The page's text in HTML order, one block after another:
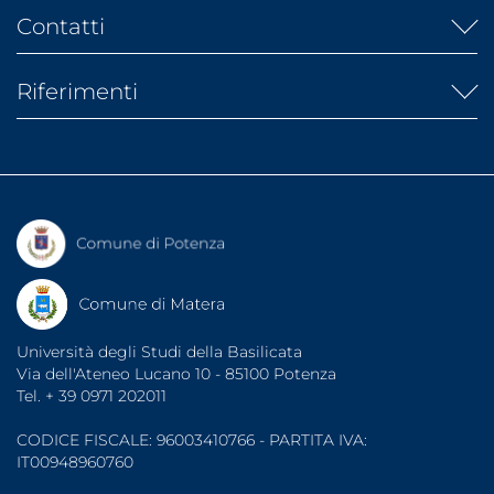
Albo fornitori
Albo ufficiale
Atti di Notifica
IRIS
Banca dati AlmaLaurea
Banca dati laureati
Banca dati tirocini
Fatturazione elettronica
Contatti
Rubrica telefonica
Segreterie studenti
Consigliera di Fiducia
Sportello di Ascolto
Riferimenti
Organizzazioni Sindacali
Note legali
Protezione dati
Accessibilità
Università degli Studi della Basilicata
Via dell'Ateneo Lucano 10 - 85100 Potenza
Tel. + 39 0971 202011
CODICE FISCALE: 96003410766 - PARTITA IVA:
IT00948960760